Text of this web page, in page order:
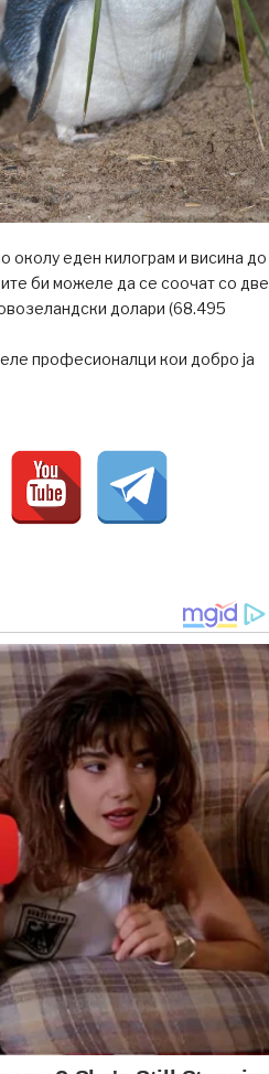
околу еден килограм и висина до
би можеле да се соочат со две
долари (68.495
професионалци кои добро ја